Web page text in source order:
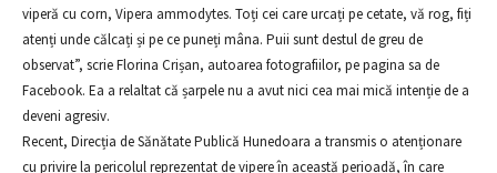
viperă cu corn, Vipera ammodytes. Toți cei care urcați pe cetate, vă rog, fiți
atenți unde călcați și pe ce puneți mâna. Puii sunt destul de greu de
observat”, scrie Florina Crișan, autoarea fotografiilor, pe pagina sa de
Facebook. Ea a relaltat că șarpele nu a avut nici cea mai mică intenție de a
deveni agresiv.
Recent, Direcția de Sănătate Publică Hunedoara a transmis o atenționare
cu privire la pericolul reprezentat de vipere în această perioadă, în care